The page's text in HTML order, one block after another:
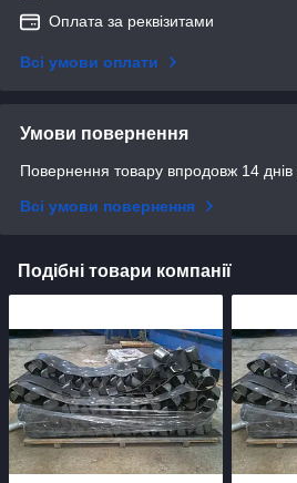
Оплата за реквізитами
Всі умови оплати
Умови повернення
Повернення товару впродовж 14 днів
Всі умови повернення
Подібні товари компанії